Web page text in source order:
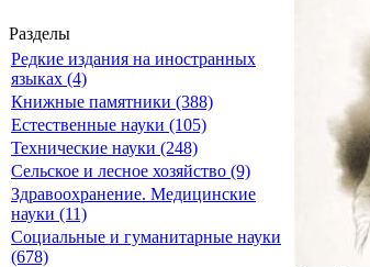
Разделы
Редкие издания на иностранных
языках (4)
Книжные памятники (388)
Естественные науки (105)
Технические науки (248)
Сельское и лесное хозяйство (9)
Здравоохранение. Медицинские
науки (11)
Социальные и гуманитарные науки
(678)